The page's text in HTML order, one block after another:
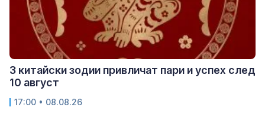
3 китайски зодии привличат пари и успех след
10 август
17:00 • 08.08.26